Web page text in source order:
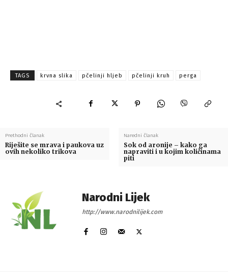
TAGS krvna slika pčelinji hljeb pčelinji kruh perga
Prethodni članak
Riješite se mrava i paukova uz
ovih nekoliko trikova
Naredni članak
Sok od aronije – kako ga
napraviti i u kojim količinama
piti
Narodni Lijek
http://www.narodnilijek.com